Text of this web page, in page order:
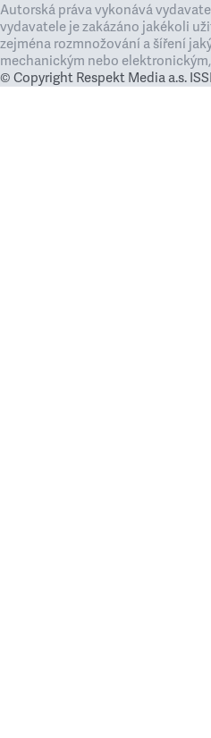
Autorská práva vykonává
vydavatele je zakázáno jakékoli
zejména rozmnožování a šíření
mechanickým nebo
© Copyright Respekt Media a.s.